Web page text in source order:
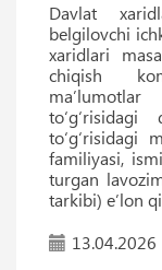
Davlat
belgilovchi
xaridlari
chiqish
toʻgʻrisidagi
familiyasi,
turgan
tarkibi) eʼlon
13.04.2026